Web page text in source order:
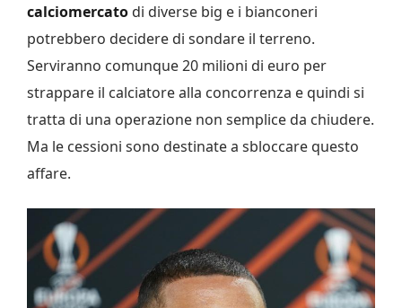
calciomercato di diverse big e i bianconeri
potrebbero decidere di sondare il terreno.
Serviranno comunque 20 milioni di euro per
strappare il calciatore alla concorrenza e quindi si
tratta di una operazione non semplice da chiudere.
Ma le cessioni sono destinate a sbloccare questo
affare.